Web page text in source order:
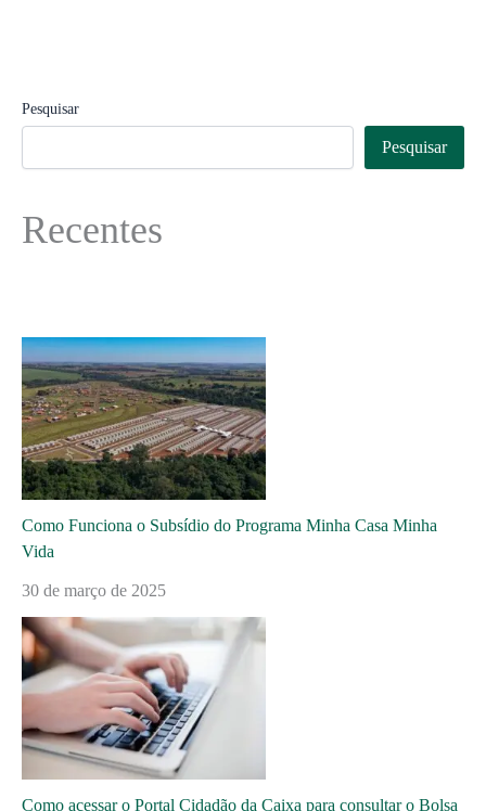
Pesquisar
Pesquisar
Recentes
Como Funciona o Subsídio do Programa Minha Casa Minha
Vida
30 de março de 2025
Como acessar o Portal Cidadão da Caixa para consultar o Bolsa